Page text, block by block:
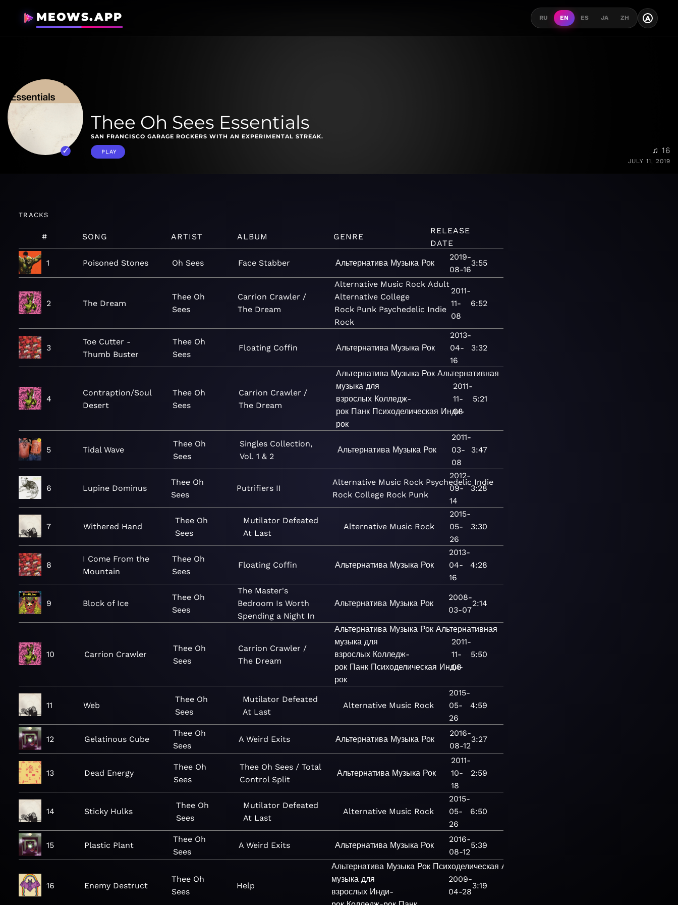
MEOWS.APP RU EN ES JA ZH A
Thee Oh Sees Essentials
SAN FRANCISCO GARAGE ROCKERS WITH AN EXPERIMENTAL STREAK.
PLAY ♫ 16
JULY 11, 2019
TRACKS
# SONG ARTIST ALBUM GENRE
RELEASE
DATE
1 Poisoned Stones Oh Sees Face Stabber Альтернатива Музыка Рок
2019-
08-16
3:55
2 The Dream
Thee Oh
Sees
Carrion Crawler /
The Dream
Alternative Music Rock Adult
Alternative College
Rock Punk Psychedelic Indie
Rock
2011-
11-
08
6:52
3
Toe Cutter -
Thumb Buster
Thee Oh
Sees
Floating Coffin Альтернатива Музыка Рок
2013-
04-
16
3:32
4
Contraption/Soul
Desert
Thee Oh
Sees
Carrion Crawler /
The Dream
Альтернатива Музыка Рок Альтернативная
музыка для
взрослых Колледж-
рок Панк Психоделическая Инди-
рок
2011-
11-
08
5:21
5 Tidal Wave
Thee Oh
Sees
Singles Collection,
Vol. 1 & 2
Альтернатива Музыка Рок
2011-
03-
08
3:47
6 Lupine Dominus
Thee Oh
Sees
Putrifiers II
Alternative Music Rock Psychedelic Indie
Rock College Rock Punk
2012-
09-
14
3:28
7 Withered Hand
Thee Oh
Sees
Mutilator Defeated
At Last
Alternative Music Rock
2015-
05-
26
3:30
8
I Come From the
Mountain
Thee Oh
Sees
Floating Coffin Альтернатива Музыка Рок
2013-
04-
16
4:28
9 Block of Ice
Thee Oh
Sees
The Master's
Bedroom Is Worth
Spending a Night In
Альтернатива Музыка Рок
2008-
03-07
2:14
10 Carrion Crawler
Thee Oh
Sees
Carrion Crawler /
The Dream
Альтернатива Музыка Рок Альтернативная
музыка для
взрослых Колледж-
рок Панк Психоделическая Инди-
рок
2011-
11-
08
5:50
11 Web
Thee Oh
Sees
Mutilator Defeated
At Last
Alternative Music Rock
2015-
05-
26
4:59
12 Gelatinous Cube
Thee Oh
Sees
A Weird Exits Альтернатива Музыка Рок
2016-
08-12
3:27
13 Dead Energy
Thee Oh
Sees
Thee Oh Sees / Total
Control Split
Альтернатива Музыка Рок
2011-
10-
18
2:59
14 Sticky Hulks
Thee Oh
Sees
Mutilator Defeated
At Last
Alternative Music Rock
2015-
05-
26
6:50
15 Plastic Plant
Thee Oh
Sees
A Weird Exits Альтернатива Музыка Рок
2016-
08-12
5:39
16 Enemy Destruct
Thee Oh
Sees
Help
Альтернатива Музыка Рок Психоделическая Альтернативная
музыка для
взрослых Инди-
2009-
04-28
3:19